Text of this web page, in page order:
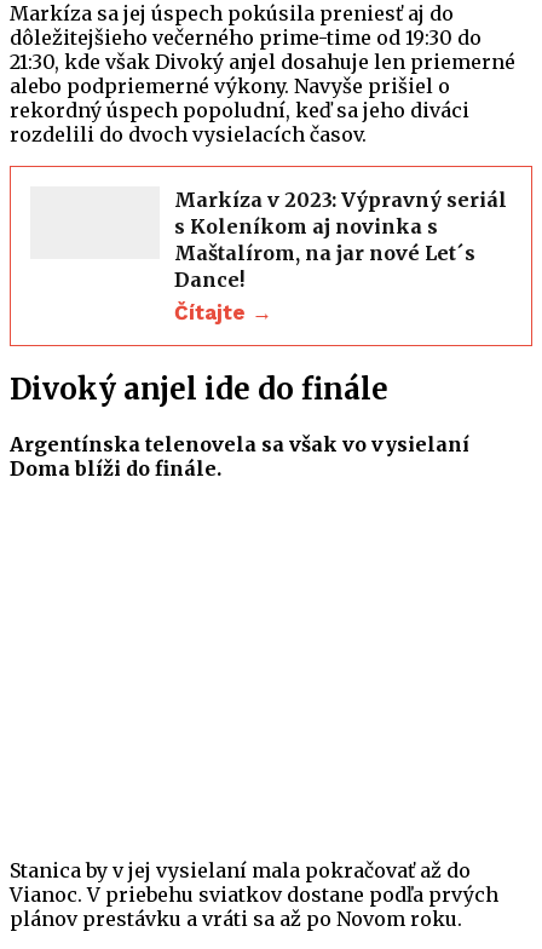
Markíza sa jej úspech pokúsila preniesť aj do
dôležitejšieho večerného prime-time od 19:30 do
21:30, kde však Divoký anjel dosahuje len priemerné
alebo podpriemerné výkony. Navyše prišiel o
rekordný úspech popoludní, keď sa jeho diváci
rozdelili do dvoch vysielacích časov.
Markíza v 2023: Výpravný seriál
s Koleníkom aj novinka s
Maštalírom, na jar nové Let´s
Dance!
Čítajte →
Divoký anjel ide do finále
Argentínska telenovela sa však vo vysielaní
Doma blíži do finále.
Stanica by v jej vysielaní mala pokračovať až do
Vianoc. V priebehu sviatkov dostane podľa prvých
plánov prestávku a vráti sa až po Novom roku.